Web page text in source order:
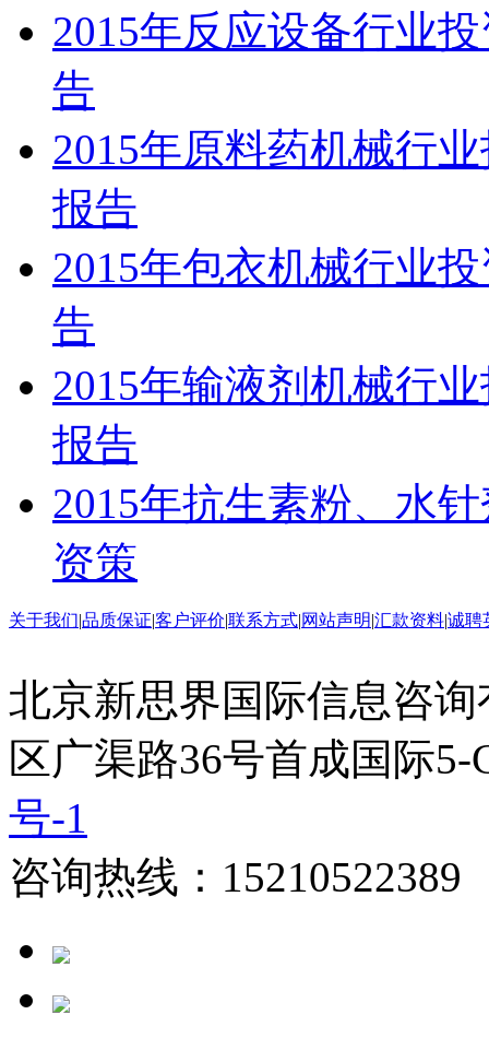
2015年反应设备行业
告
2015年原料药机械行
报告
2015年包衣机械行业
告
2015年输液剂机械行
报告
2015年抗生素粉、水
资策
关于我们|品质保证|客户评价|联系方式|网站声明|汇款资料|诚聘
北京新思界国际信息咨
区广渠路36号首成国际
号-1
咨询热线：